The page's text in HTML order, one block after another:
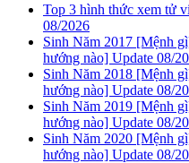
Top 3 hình thức xem tử
08/2026
Sinh Năm 2017 [Mệnh
hướng nào] Update 08/
Sinh Năm 2018 [Mệnh
hướng nào] Update 08/
Sinh Năm 2019 [Mệnh
hướng nào] Update 08/
Sinh Năm 2020 [Mệnh
hướng nào] Update 08/